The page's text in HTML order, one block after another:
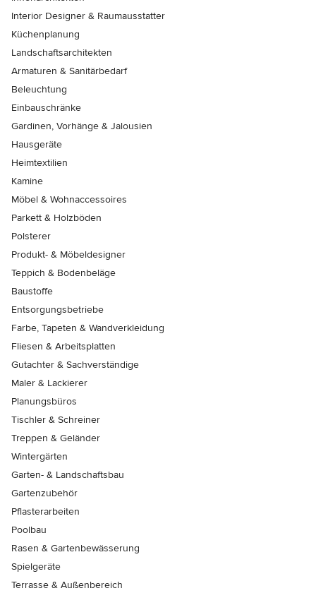
Interior Designer & Raumausstatter
Küchenplanung
Landschaftsarchitekten
Armaturen & Sanitärbedarf
Beleuchtung
Einbauschränke
Gardinen, Vorhänge & Jalousien
Hausgeräte
Heimtextilien
Kamine
Möbel & Wohnaccessoires
Parkett & Holzböden
Polsterer
Produkt- & Möbeldesigner
Teppich & Bodenbeläge
Baustoffe
Entsorgungsbetriebe
Farbe, Tapeten & Wandverkleidung
Fliesen & Arbeitsplatten
Gutachter & Sachverständige
Maler & Lackierer
Planungsbüros
Tischler & Schreiner
Treppen & Geländer
Wintergärten
Garten- & Landschaftsbau
Gartenzubehör
Pflasterarbeiten
Poolbau
Rasen & Gartenbewässerung
Spielgeräte
Terrasse & Außenbereich